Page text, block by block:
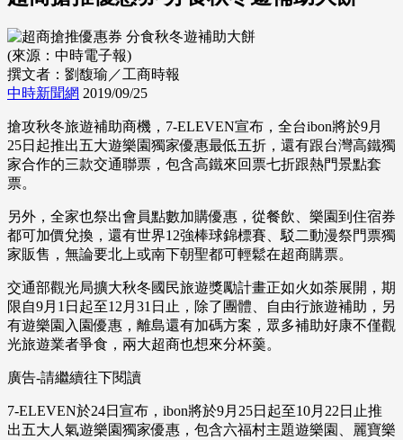
(來源：中時電子報)
撰文者：劉馥瑜／工商時報
中時新聞網 2019/09/25
搶攻秋冬旅遊補助商機，7-ELEVEN宣布，全台ibon將於9月
25日起推出五大遊樂園獨家優惠最低五折，還有跟台灣高鐵獨
家合作的三款交通聯票，包含高鐵來回票七折跟熱門景點套
票。
另外，全家也祭出會員點數加購優惠，從餐飲、樂園到住宿券
都可加價兌換，還有世界12強棒球錦標賽、駁二動漫祭門票獨
家販售，無論要北上或南下朝聖都可輕鬆在超商購票。
交通部觀光局擴大秋冬國民旅遊獎勵計畫正如火如荼展開，期
限自9月1日起至12月31日止，除了團體、自由行旅遊補助，另
有遊樂園入園優惠，離島還有加碼方案，眾多補助好康不僅觀
光旅遊業者爭食，兩大超商也想來分杯羹。
廣告-請繼續往下閱讀
7-ELEVEN於24日宣布，ibon將於9月25日起至10月22日止推
出五大人氣遊樂園獨家優惠，包含六福村主題遊樂園、麗寶樂